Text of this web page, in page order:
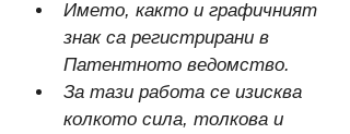
Името, както и графичният
знак са регистрирани в
Патентното ведомство.
За тази работа се изисква
колкото сила, толкова и